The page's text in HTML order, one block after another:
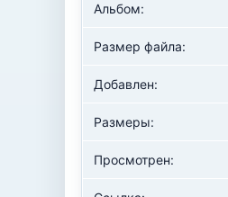
Альбом:
Размер файла:
Добавлен:
Размеры:
Просмотрен: